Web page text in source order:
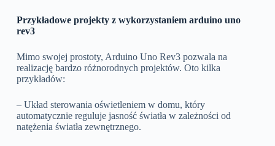
Przykładowe projekty z wykorzystaniem arduino uno
rev3
Mimo swojej prostoty, Arduino Uno Rev3 pozwala na
realizację bardzo różnorodnych projektów. Oto kilka
przykładów:
– Układ sterowania oświetleniem w domu, który
automatycznie reguluje jasność światła w zależności od
natężenia światła zewnętrznego.